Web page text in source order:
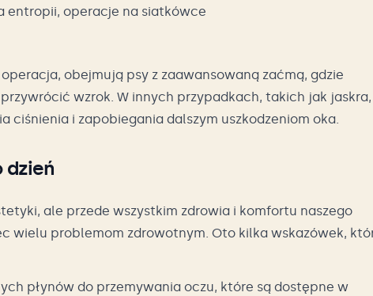
entropii, operacje na siatkówce
obejmują psy z zaawansowaną zaćmą, gdzie
wzrok. W innych przypadkach, takich jak jaskra,
i zapobiegania dalszym uszkodzeniom oka.
dzień
ale przede wszystkim zdrowia i komfortu naszego
wielu problemom zdrowotnym. Oto kilka wskazówek,
płynów do przemywania oczu, które są dostępne w